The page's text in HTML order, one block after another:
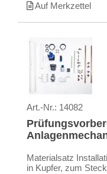
Auf Merkzettel
Art.-Nr.: 14082
Materialsatz
in Kupfer, zum